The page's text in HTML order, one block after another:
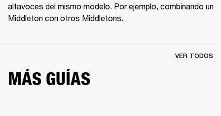
altavoces del mismo modelo. Por ejemplo, combinando un
Middleton con otros Middletons.
MÁS GUÍAS
VER TODOS